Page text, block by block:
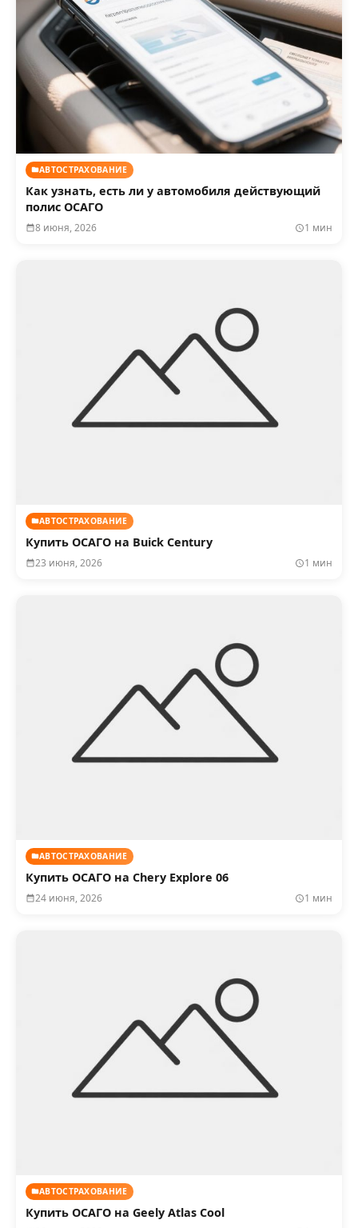
АВТОСТРАХОВАНИЕ
Как узнать, есть ли у автомобиля действующий
полис ОСАГО
8 июня, 2026 1 мин
АВТОСТРАХОВАНИЕ
Купить ОСАГО на Buick Century
23 июня, 2026 1 мин
АВТОСТРАХОВАНИЕ
Купить ОСАГО на Chery Explore 06
24 июня, 2026 1 мин
АВТОСТРАХОВАНИЕ
Купить ОСАГО на Geely Atlas Cool